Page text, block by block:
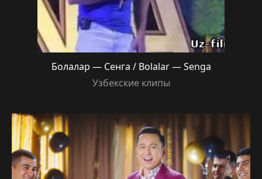
Болалар — Сенга / Bolalar — Senga
Узбекские клипы